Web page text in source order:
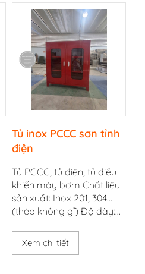
Tủ inox PCCC sơn tỉnh
điện
Tủ PCCC, tủ điện, tủ điều
khiển máy bơm Chất liệu
sản xuất: Inox 201, 304…
(thép không gỉ) Độ dày:
Khách hàng Chiều cao:
Tùy theo yêu cầu của Quý
Xem chi tiết